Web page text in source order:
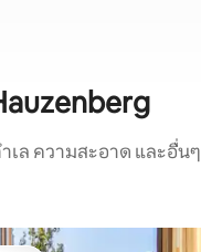
ล ความสะอาด และอื่นๆ